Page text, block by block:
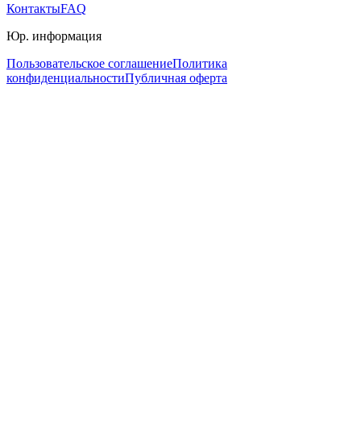
КонтактыFAQ
Юр. информация
Пользовательское соглашениеПолитика
конфиденциальностиПубличная оферта